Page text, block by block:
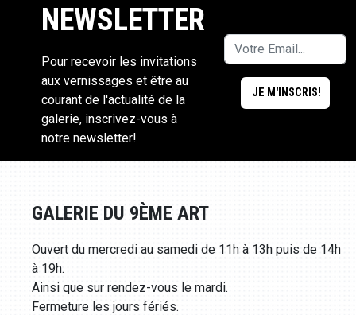
NEWSLETTER
Pour recevoir les invitations
aux vernissages et être au
courant de l'actualité de la
galerie, inscrivez-vous à
notre newsletter!
GALERIE DU 9ÈME ART
Ouvert du mercredi au samedi de 11h à 13h puis de 14h
à 19h.
Ainsi que sur rendez-vous le mardi.
Fermeture les jours fériés.